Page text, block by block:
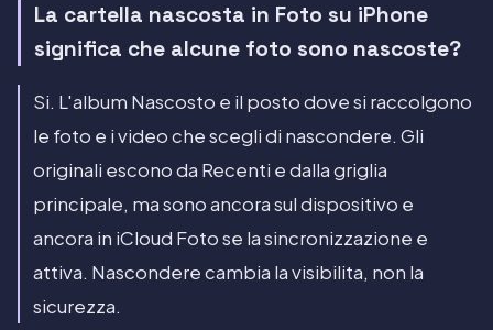
La cartella nascosta in Foto su iPhone
significa che alcune foto sono nascoste?
Si. L'album Nascosto e il posto dove si raccolgono
le foto e i video che scegli di nascondere. Gli
originali escono da Recenti e dalla griglia
principale, ma sono ancora sul dispositivo e
ancora in iCloud Foto se la sincronizzazione e
attiva. Nascondere cambia la visibilita, non la
sicurezza.